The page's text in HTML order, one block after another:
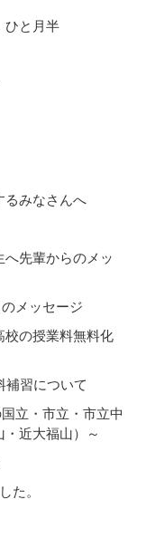
ひと月半
みなさんへ
先輩からのメッ
メッセージ
の授業料無料化
習について
立・市立・市立中
近大福山）～
た。